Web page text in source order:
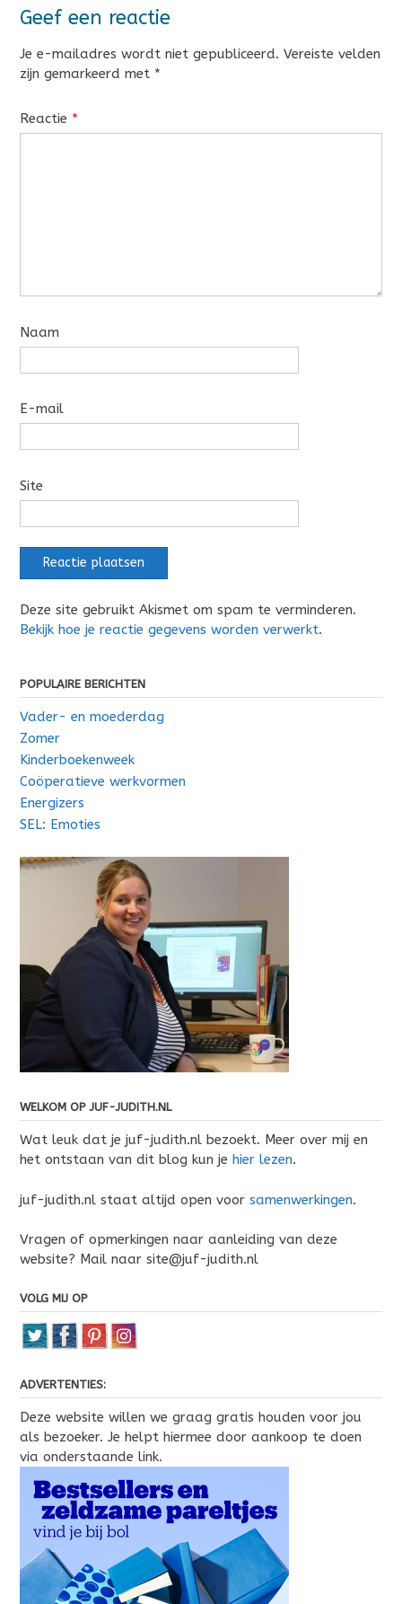
Geef een reactie
Je e-mailadres wordt niet gepubliceerd. Vereiste velden
zijn gemarkeerd met *
Reactie *
Naam
E-mail
Site
Deze site gebruikt Akismet om spam te verminderen.
Bekijk hoe je reactie gegevens worden verwerkt.
POPULAIRE BERICHTEN
Vader- en moederdag
Zomer
Kinderboekenweek
Coöperatieve werkvormen
Energizers
SEL: Emoties
WELKOM OP JUF-JUDITH.NL
Wat leuk dat je juf-judith.nl bezoekt. Meer over mij en
het ontstaan van dit blog kun je hier lezen.
juf-judith.nl staat altijd open voor samenwerkingen.
Vragen of opmerkingen naar aanleiding van deze
website? Mail naar site@juf-judith.nl
VOLG MIJ OP
ADVERTENTIES:
Deze website willen we graag gratis houden voor jou
als bezoeker. Je helpt hiermee door aankoop te doen
via onderstaande link.